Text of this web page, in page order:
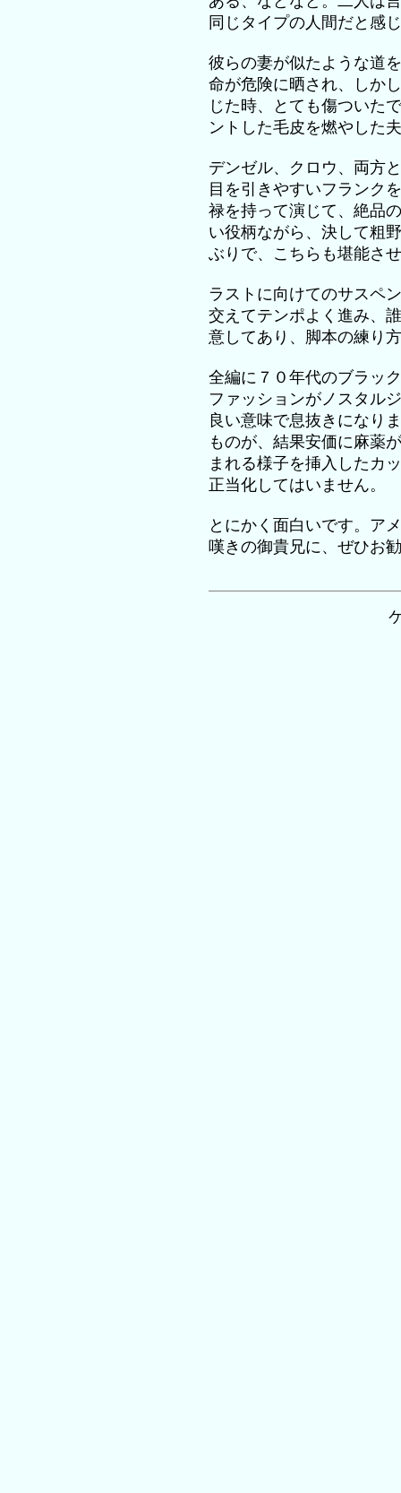
同じタイプの人間だと感
彼らの妻が似たような道
命が危険に晒され、しか
じた時、とても傷ついた
ントした毛皮を燃やした
デンゼル、クロウ、両方
目を引きやすいフランク
禄を持って演じて、絶品
い役柄ながら、決して粗
ぶりで、こちらも堪能さ
ラストに向けてのサスペ
交えてテンポよく進み、
意してあり、脚本の練り
全編に７０年代のブラッ
ファッションがノスタル
良い意味で息抜きになり
ものが、結果安価に麻薬
まれる様子を挿入したカ
正当化してはいません。
とにかく面白いです。ア
嘆きの御貴兄に、ぜひお